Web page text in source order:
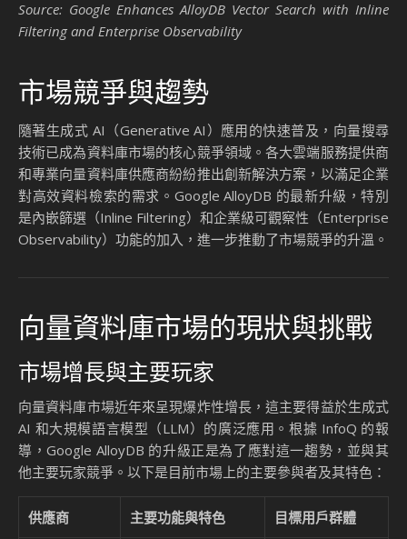
技術優勢與市場影響
力，還對整個向量資料庫市場產生了深遠的影響。
技術優勢
提升系統透明度
企業級可觀察性功能為開發者提供了更深入的系統洞察，
AlloyDB 的分布式架構和動態資源管理功能，使其能夠高
效處理大規模資料查詢，特別是在生成式 AI 應用中表現尤
為突出。
降低運營成本
通過全面的運營洞察，企業可以更精確地管理資源，從而
降低運營成本並提升投資回報率。
市場影響
推動向量搜尋技術的普及
企業級可觀察性功能降低了向量搜尋的實施門檻，使更多